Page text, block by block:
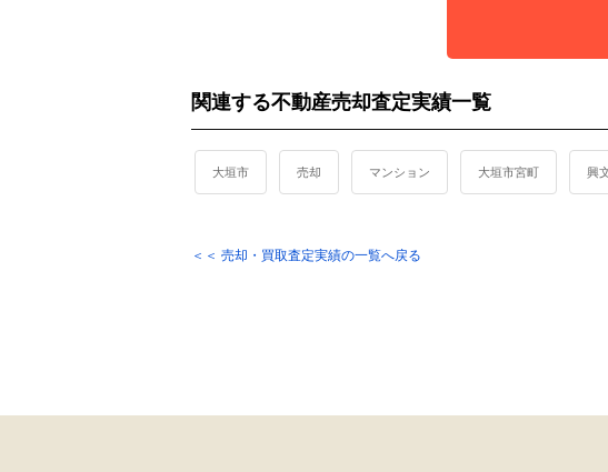
関連する不動産売却査定実績一覧
大垣市 売却 マンション 大垣市宮町 興
＜＜ 売却・買取査定実績の一覧へ戻る